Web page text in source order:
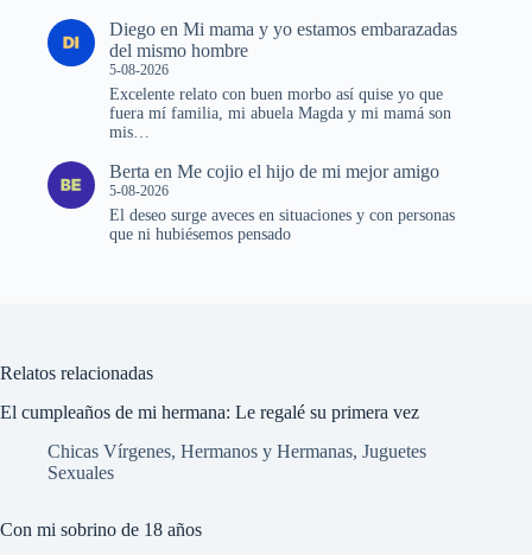
Diego en Mi mama y yo estamos embarazadas
del mismo hombre
5-08-2026
Excelente relato con buen morbo así quise yo que
fuera mí familia, mi abuela Magda y mi mamá son
mis…
Berta en Me cojio el hijo de mi mejor amigo
5-08-2026
El deseo surge aveces en situaciones y con personas
que ni hubiésemos pensado
Relatos relacionadas
El cumpleaños de mi hermana: Le regalé su primera vez
Chicas Vírgenes, Hermanos y Hermanas, Juguetes
Sexuales
Con mi sobrino de 18 años